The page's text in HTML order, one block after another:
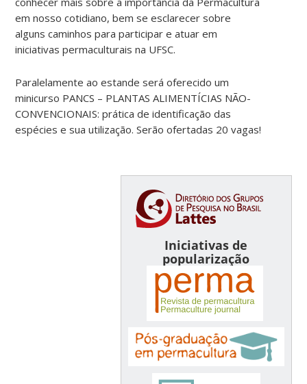
em nosso cotidiano, bem se esclarecer sobre
alguns caminhos para participar e atuar em
iniciativas permaculturais na UFSC.
Paralelamente ao estande será oferecido um
minicurso PANCS – PLANTAS ALIMENTÍCIAS NÃO-
CONVENCIONAIS: prática de identificação das
espécies e sua utilização. Serão ofertadas 20 vagas!
Iniciativas de
popularização